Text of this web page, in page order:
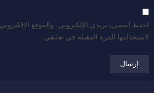
احفظ اسمي، بريدي الإلكتروني، والموقع
لاستخدامها المرة المقبلة في تعليقي.